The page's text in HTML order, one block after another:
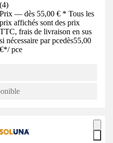
(4)
Prix — dès 55,00 € * Tous les
prix affichés sont des prix
TTC, frais de livraison en sus
si nécessaire par pcedès55,00
€*/ pce